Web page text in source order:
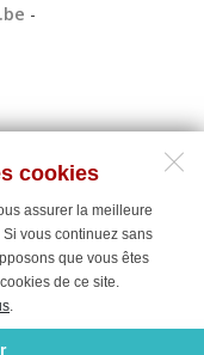
cookies
assurer la meilleure
vous continuez sans
que vous êtes
de ce site.
.
-